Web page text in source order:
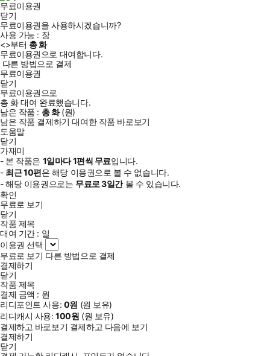
무료이용권
닫기
무료이용권을 사용하시겠습니까?
사용 가능 : 장
<>부터 총화
무료이용권으로 대여합니다.
다른 방법으로 결제
무료이용권
닫기
무료이용권으로
총 화대여 완료했습니다.
남은 작품 : 총화(원)
남은 작품 결제하기 대여한 작품 바로보기
도움말
닫기
가재미
- 본 작품은 1일마다1편씩 무료입니다.
- 최근10편은 해당 이용권으로 볼 수 없습니다.
- 해당 이용권으로는 무료로3일간볼 수 있습니다.
확인
무료로 보기
닫기
작품 제목
대여 기간 : 일
이용권 선택
무료로 보기 다른 방법으로 결제
결제하기
닫기
작품 제목
결제 금액 : 원
리디포인트 사용: 0원 (원 보유)
리디캐시 사용:100원 (원 보유)
결제하고 바로보기 결제하고 다음에 보기
결제하기
닫기